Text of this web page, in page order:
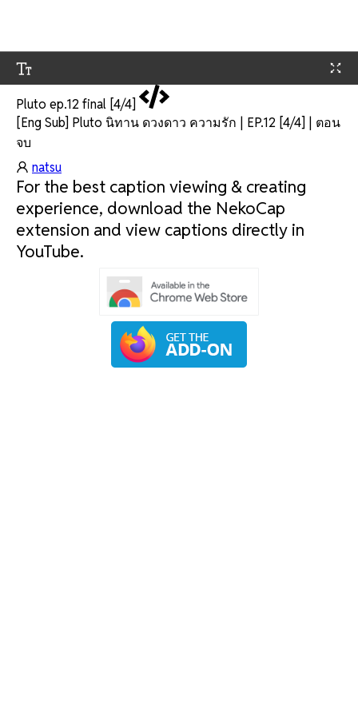
Pluto ep.12 final [4/4]
[Eng Sub] Pluto นิทาน ดวงดาว ความรัก | EP.12 [4/4] | ตอน
จบ
natsu
For the best caption viewing & creating
experience, download the NekoCap
extension and view captions directly in
YouTube.